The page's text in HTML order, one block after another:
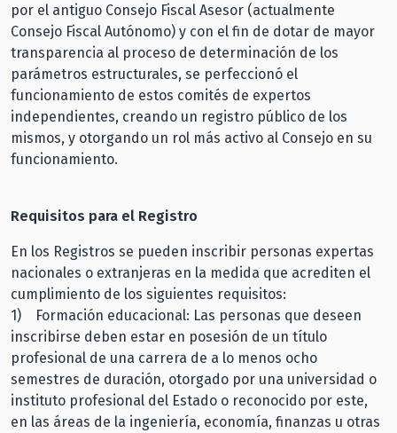
por el antiguo Consejo Fiscal Asesor (actualmente
Consejo Fiscal Autónomo) y con el fin de dotar de mayor
transparencia al proceso de determinación de los
parámetros estructurales, se perfeccionó el
funcionamiento de estos comités de expertos
independientes, creando un registro público de los
mismos, y otorgando un rol más activo al Consejo en su
funcionamiento.
Requisitos para el Registro
En los Registros se pueden inscribir personas expertas
nacionales o extranjeras en la medida que acrediten el
cumplimiento de los siguientes requisitos:
1) Formación educacional: Las personas que deseen
inscribirse deben estar en posesión de un título
profesional de una carrera de a lo menos ocho
semestres de duración, otorgado por una universidad o
instituto profesional del Estado o reconocido por este,
en las áreas de la ingeniería, economía, finanzas u otras